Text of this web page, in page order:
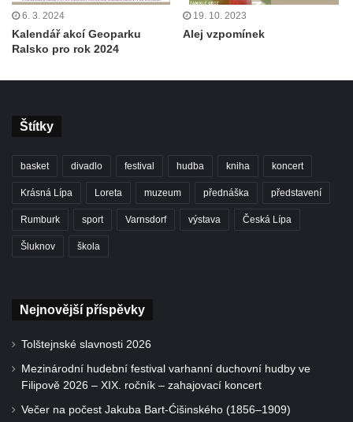
6. 3. 2024
Kalendář akcí Geoparku
Ralsko pro rok 2024
19. 10. 2023
Alej vzpomínek
Štítky
basket divadlo festival hudba kniha koncert
Krásná Lípa Loreta muzeum přednáška představení
Rumburk sport Varnsdorf výstava Česká Lípa
Šluknov škola
Nejnovější příspěvky
Tolštejnské slavnosti 2026
Mezinárodní hudební festival varhanní duchovní hudby ve
Filipově 2026 – XIX. ročník – zahajovací koncert
Večer na počest Jakuba Bart-Ćišinského (1856–1909)